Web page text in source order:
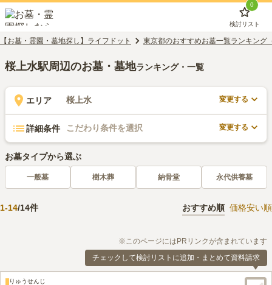
0
検討リスト
【お墓・霊園・墓地探し】ライフドット 東京都のおすすめお墓一覧ランキング
桜上水駅周辺のお墓・墓地ランキング・一覧
エリア 桜上水 変更する
詳細条件 こだわり条件を選択 変更する
お墓タイプから選ぶ
一般墓 樹木葬 納骨堂 永代供養墓
1-14/14件 おすすめ順 価格安い順
※このページにはPRリンクが含まれています
チェックして検討リストに追加・まとめて資料請求
りゅうせんじ